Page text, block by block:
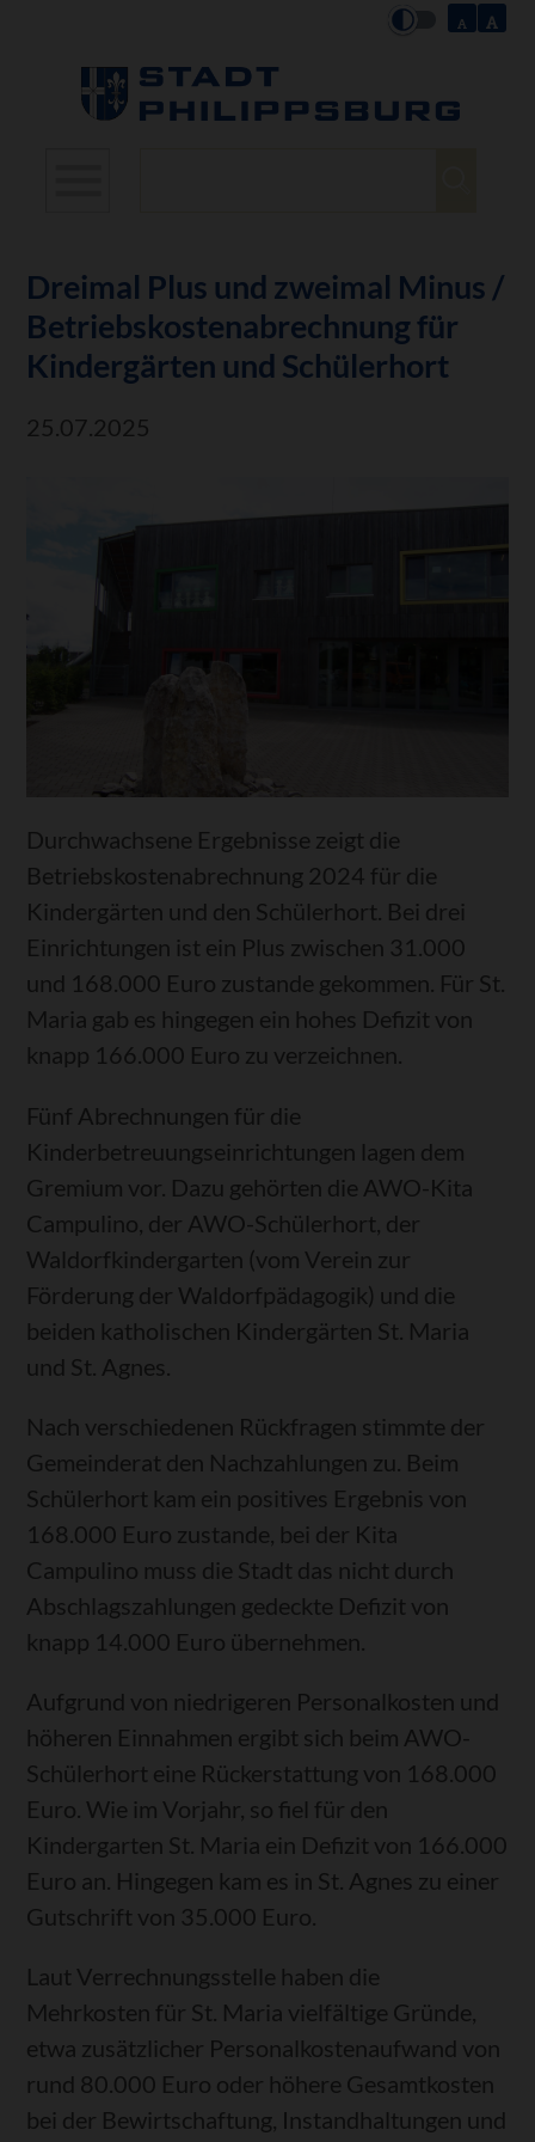
Dreimal Plus und zweimal Minus /
Betriebskostenabrechnung für
Kindergärten und Schülerhort
25.07.2025
Durchwachsene Ergebnisse zeigt die
Betriebskostenabrechnung 2024 für die
Kindergärten und den Schülerhort. Bei drei
Einrichtungen ist ein Plus zwischen 31.000
und 168.000 Euro zustande gekommen. Für St.
Maria gab es hingegen ein hohes Defizit von
knapp 166.000 Euro zu verzeichnen.
Fünf Abrechnungen für die
Kinderbetreuungseinrichtungen lagen dem
Gremium vor. Dazu gehörten die AWO-Kita
Campulino, der AWO-Schülerhort, der
Waldorfkindergarten (vom Verein zur
Förderung der Waldorfpädagogik) und die
beiden katholischen Kindergärten St. Maria
und St. Agnes.
Nach verschiedenen Rückfragen stimmte der
Gemeinderat den Nachzahlungen zu. Beim
Schülerhort kam ein positives Ergebnis von
168.000 Euro zustande, bei der Kita
Campulino muss die Stadt das nicht durch
Abschlagszahlungen gedeckte Defizit von
knapp 14.000 Euro übernehmen.
Aufgrund von niedrigeren Personalkosten und
höheren Einnahmen ergibt sich beim AWO-
Schülerhort eine Rückerstattung von 168.000
Euro. Wie im Vorjahr, so fiel für den
Kindergarten St. Maria ein Defizit von 166.000
Euro an. Hingegen kam es in St. Agnes zu einer
Gutschrift von 35.000 Euro.
Laut Verrechnungsstelle haben die
Mehrkosten für St. Maria vielfältige Gründe,
etwa zusätzlicher Personalkostenaufwand von
rund 80.000 Euro oder höhere Gesamtkosten
bei der Bewirtschaftung, Instandhaltungen und